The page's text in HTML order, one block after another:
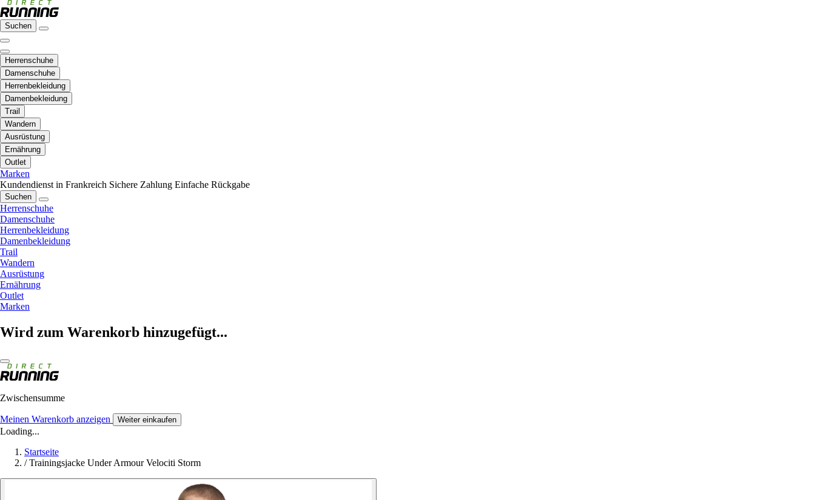
Suchen
Herrenschuhe
Damenschuhe
Herrenbekleidung
Damenbekleidung
Trail
Wandern
Ausrüstung
Ernährung
Outlet
Marken
Kundendienst in Frankreich Sichere Zahlung Einfache Rückgabe
Suchen
Herrenschuhe
Damenschuhe
Herrenbekleidung
Damenbekleidung
Trail
Wandern
Ausrüstung
Ernährung
Outlet
Marken
Wird zum Warenkorb hinzugefügt...
Zwischensumme
Meinen Warenkorb anzeigen Weiter einkaufen
Loading...
Startseite
/ Trainingsjacke Under Armour Velociti Storm